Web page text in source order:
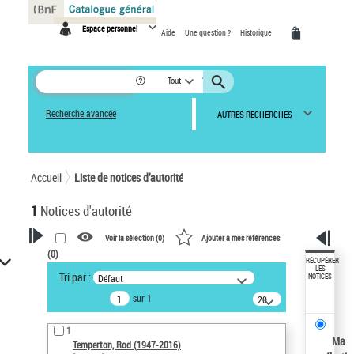
Espace personnel Aide Une question ? Historique
Tout
Recherche avancée AUTRES RECHERCHES
Accueil Liste de notices d’autorité
1 Notices d'autorité
VOTRE RECHERCHE
Recherche avancée dans les
notices d’autorité
Œuvres liées à l'auteur :
Temperton, Rod (1947-2016)
Voir la sélection (0) Ajouter à mes références
(0)
Tri par : Défaut
sur 1
20
résultats/page
1
Temperton, Rod (1947-2016)
RÉCUPÉRER
LES
NOTICES
Ma
Panneau de gestion des cookies